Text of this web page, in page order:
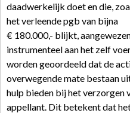
daadwerkelijk doet en die,
het verleende pgb van bijna
€ 180.000,- blijkt,
instrumenteel aan het zelf
worden geoordeeld dat de
overwegende mate bestaan
hulp bieden bij het verzorgen
appellant. Dit betekent dat